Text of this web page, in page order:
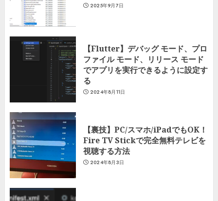
2025年9月7日
【Flutter】デバッグ モード、プロ
ファイル モード、リリース モード
でアプリを実行できるように設定す
る
2024年8月11日
【裏技】PC/スマホ/iPadでもOK！
Fire TV Stickで完全無料テレビを
視聴する方法
2024年8月3日